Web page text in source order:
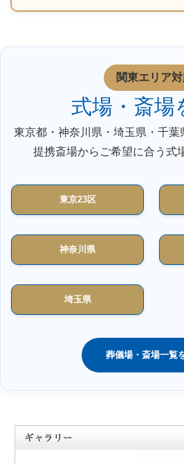
関東エリア
式場・斎場
東京都・神奈川県・埼玉県・千
提携斎場からご希望に合う式
東京23区
神奈川県
埼玉県
葬儀場・斎場一覧